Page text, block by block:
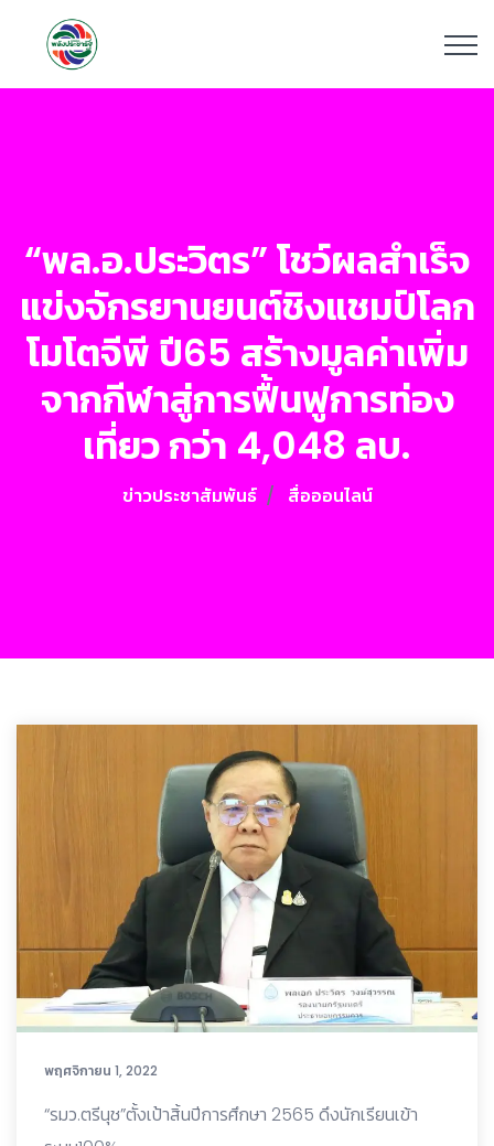
“พล.อ.ประวิตร” โชว์ผลสำเร็จ
แข่งจักรยานยนต์ชิงแชมป์โลก
โมโตจีพี ปี65 สร้างมูลค่าเพิ่ม
จากกีฬาสู่การฟื้นฟูการท่อง
เที่ยว กว่า 4,048 ลบ.
ข่าวประชาสัมพันธ์ สื่อออนไลน์
พฤศจิกายน 1, 2022
“รมว.ตรีนุช”ตั้งเป้าสิ้นปีการศึกษา 2565 ดึงนักเรียนเข้า